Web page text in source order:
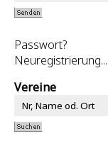
Passwort?
Neuregistrierung...
Vereine